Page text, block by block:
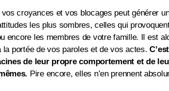
croyances et vos blocages peut générer
les plus sombres, celles qui
encore les membres de votre famille. Il est
la portée de vos paroles et de vos actes.
de leur propre comportement et de
Pire encore, elles n’en prennent